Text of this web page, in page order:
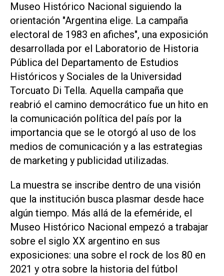
Museo Histórico Nacional siguiendo la
orientación "Argentina elige. La campaña
electoral de 1983 en afiches", una exposición
desarrollada por el Laboratorio de Historia
Pública del Departamento de Estudios
Históricos y Sociales de la Universidad
Torcuato Di Tella. Aquella campaña que
reabrió el camino democrático fue un hito en
la comunicación política del país por la
importancia que se le otorgó al uso de los
medios de comunicación y a las estrategias
de marketing y publicidad utilizadas.
La muestra se inscribe dentro de una visión
que la institución busca plasmar desde hace
algún tiempo. Más allá de la efeméride, el
Museo Histórico Nacional empezó a trabajar
sobre el siglo XX argentino en sus
exposiciones: una sobre el rock de los 80 en
2021 y otra sobre la historia del fútbol